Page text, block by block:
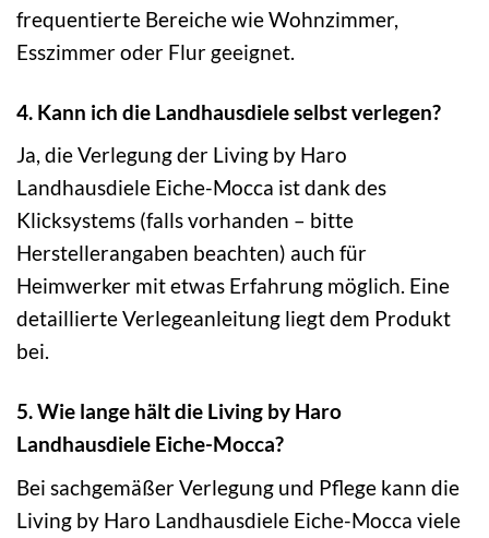
frequentierte Bereiche wie Wohnzimmer,
Esszimmer oder Flur geeignet.
4. Kann ich die Landhausdiele selbst verlegen?
Ja, die Verlegung der Living by Haro
Landhausdiele Eiche-Mocca ist dank des
Klicksystems (falls vorhanden – bitte
Herstellerangaben beachten) auch für
Heimwerker mit etwas Erfahrung möglich. Eine
detaillierte Verlegeanleitung liegt dem Produkt
bei.
5. Wie lange hält die Living by Haro
Landhausdiele Eiche-Mocca?
Bei sachgemäßer Verlegung und Pflege kann die
Living by Haro Landhausdiele Eiche-Mocca viele